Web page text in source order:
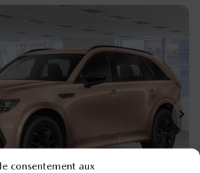
consentement aux